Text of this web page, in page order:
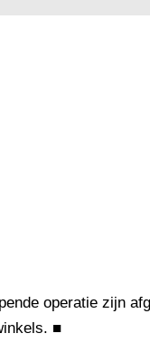
operatie zijn
■